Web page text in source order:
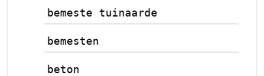
bemeste tuinaarde
bemesten
beton